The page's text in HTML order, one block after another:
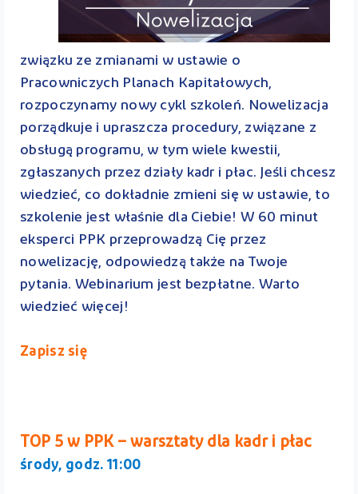
związku ze zmianami w ustawie o
Pracowniczych Planach Kapitałowych,
rozpoczynamy nowy cykl szkoleń. Nowelizacja
porządkuje i upraszcza procedury, związane z
obsługą programu, w tym wiele kwestii,
zgłaszanych przez działy kadr i płac. Jeśli chcesz
wiedzieć, co dokładnie zmieni się w ustawie, to
szkolenie jest właśnie dla Ciebie! W 60 minut
eksperci PPK przeprowadzą Cię przez
nowelizację, odpowiedzą także na Twoje
pytania. Webinarium jest bezpłatne. Warto
wiedzieć więcej!
Zapisz się
TOP 5 w PPK – warsztaty dla kadr i płac
środy, godz. 11:00